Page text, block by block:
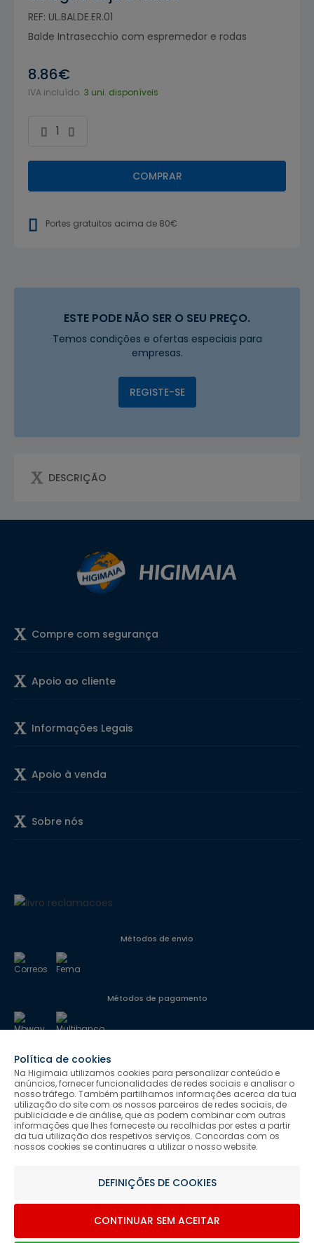
REF: UL.BALDE.ER.01
Balde Intrasecchio com espremedor e rodas
8.86€
IVA incluído. 3 uni. disponíveis
COMPRAR
Portes gratuitos acima de 80€
ESTE PODE NÃO SER O SEU PREÇO.
Temos condições e ofertas especiais para
empresas.
REGISTE-SE
DESCRIÇÃO
Compre com segurança
Apoio ao cliente
Informações Legais
Apoio à venda
Sobre nós
Métodos de envio
Métodos de pagamento
Siga-nos
Salvo indicação de contrário as promoções apresentadas são
Higimaia © 2026 Todos os direitos reservados. Designed & Developed
Política de cookies
Na Higimaia utilizamos cookies para personalizar conteúdo e
anúncios, fornecer funcionalidades de redes sociais e analisar o
nosso tráfego. Também partilhamos informações acerca da tua
utilização do site com os nossos parceiros de redes sociais, de
publicidade e de análise, que as podem combinar com outras
informações que lhes forneceste ou recolhidas por estes a partir
da tua utilização dos respetivos serviços. Concordas com os
nossos cookies se continuares a utilizar o nosso website.
DEFINIÇÕES DE COOKIES
CONTINUAR SEM ACEITAR